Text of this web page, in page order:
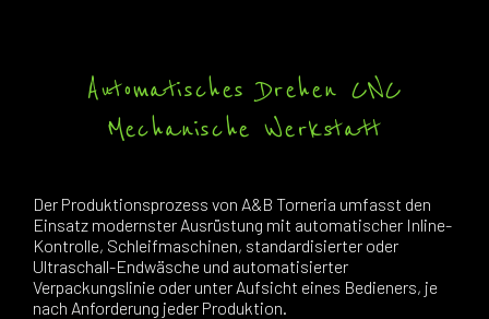
Automatisches Drehen CNC
Mechanische Werkstatt
Der Produktionsprozess von A&B Torneria umfasst den
Einsatz modernster Ausrüstung mit automatischer Inline-
Kontrolle, Schleifmaschinen, standardisierter oder
Ultraschall-Endwäsche und automatisierter
Verpackungslinie oder unter Aufsicht eines Bedieners, je
nach Anforderung jeder Produktion.